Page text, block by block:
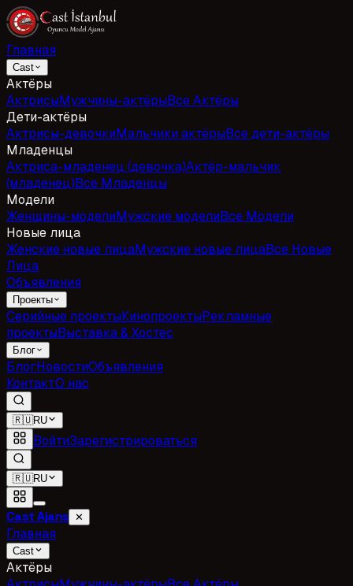
Главная
Cast
Актёры
АктрисыМужчины-актёрыВсе Актёры
Дети-актёры
Актрисы-девочкиМальчики актёрыВсе дети-актёры
Младенцы
Актриса-младенец (девочка)Актёр-мальчик
(младенец)Все Младенцы
Модели
Женщины-моделиМужские моделиВсе Модели
Новые лица
Женские новые лицаМужские новые лицаВсе Новые
Лица
Объявления
Проекты
Серийные проектыКинопроектыРекламные
проектыВыставка & Хостес
Блог
БлогНовостиОбъявления
КонтактО нас
🇷🇺RU
ВойтиЗарегистрироваться
🇷🇺RU
Cast Ajans ✕
Главная
Cast
Актёры